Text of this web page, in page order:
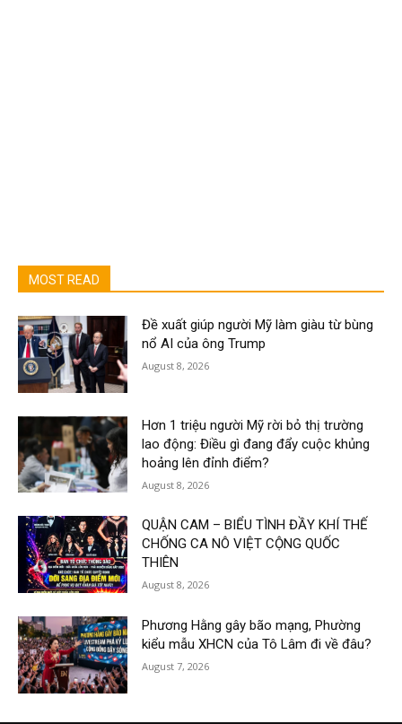
MOST READ
Đề xuất giúp người Mỹ làm giàu từ bùng
nổ AI của ông Trump
August 8, 2026
Hơn 1 triệu người Mỹ rời bỏ thị trường
lao động: Điều gì đang đẩy cuộc khủng
hoảng lên đỉnh điểm?
August 8, 2026
QUẬN CAM – BIỂU TÌNH ĐẦY KHÍ THẾ
CHỐNG CA NÔ VIỆT CỘNG QUỐC
THIÊN
August 8, 2026
Phương Hằng gây bão mạng, Phường
kiểu mẫu XHCN của Tô Lâm đi về đâu?
August 7, 2026